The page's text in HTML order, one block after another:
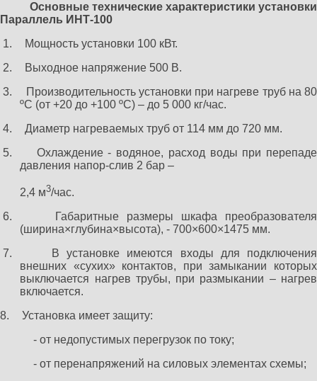
Основные технические характеристики установки
Параллель ИНТ-100
1.
Мощность установки 100 кВт.
2.
Выходное напряжение 500 В.
3.
Производительность установки при нагреве труб на 80
ºС (от +20 до +100 ºС) – до 5 000 кг/час.
4.
Диаметр нагреваемых труб от 114 мм до720 мм.
5.
Охлаждение - водяное, расход воды при перепаде
давления напор-слив 2 бар –
2,4 м3/час.
6.
Габаритные размеры шкафа преобразователя
(ширина×глубина×высота), - 700×600×1475 мм.
7.
В установке имеются входы для подключения
внешних «сухих» контактов, при замыкании которых
выключается нагрев трубы, при размыкании – нагрев
включается.
8.
Установка имеет защиту:
- от недопустимых перегрузок по току;
- от перенапряжений на силовых элементах схемы;